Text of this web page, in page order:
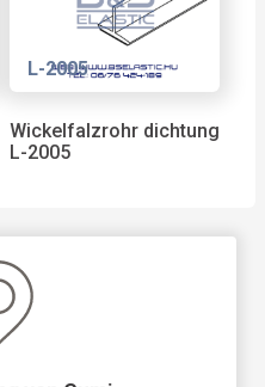
L-2005
Wickelfalzrohr dichtung
L-2005